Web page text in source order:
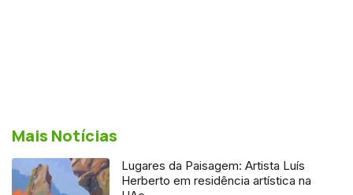
Mais Notícias
Lugares da Paisagem: Artista Luís
Herberto em residência artística na